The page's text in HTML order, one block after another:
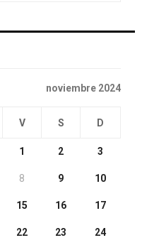
noviembre 2024
V S D
1 2 3
8 9 10
15 16 17
22 23 24